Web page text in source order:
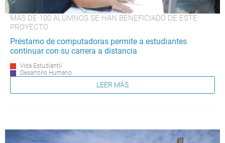
MÁS DE 100 ALUMNOS SE HAN BENEFICIADO DE ESTE
PROYECTO
Préstamo de computadoras permite a estudiantes
continuar con su carrera a distancia
Vida Estudiantil
Desarrollo Humano
LEER MÁS